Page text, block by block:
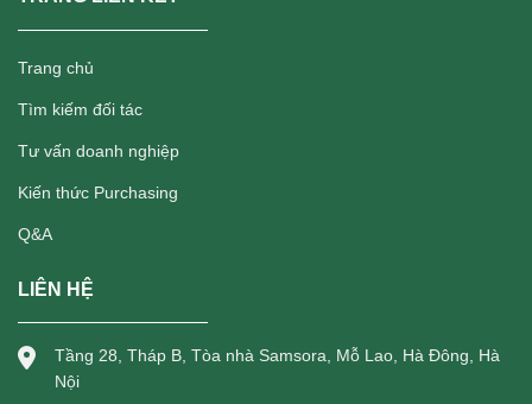
Trang chủ
Tìm kiếm đối tác
Tư vấn doanh nghiệp
Kiến thức Purchasing
Q&A
LIÊN HỆ
Tầng 28, Tháp B, Tòa nhà Samsora, Mỗ Lao, Hà Đông, Hà
Nội